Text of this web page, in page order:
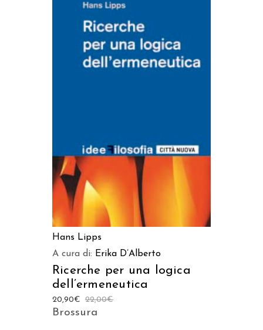
Hans Lipps
A cura di: Erika D’Alberto
Ricerche per una logica
dell’ermeneutica
22,00€
20,90€
Brossura